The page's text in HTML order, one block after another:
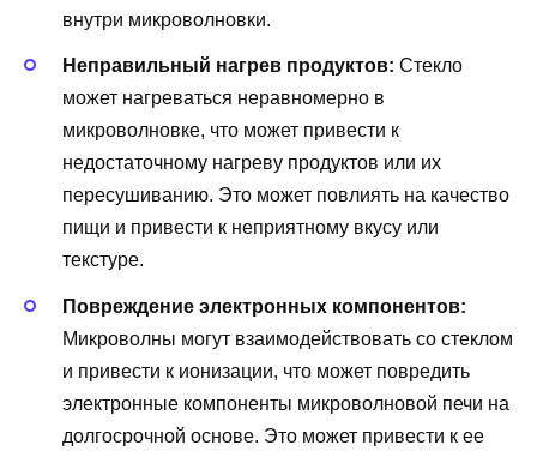
внутри микроволновки.
Неправильный нагрев продуктов: Стекло
может нагреваться неравномерно в
микроволновке, что может привести к
недостаточному нагреву продуктов или их
пересушиванию. Это может повлиять на качество
пищи и привести к неприятному вкусу или
текстуре.
Повреждение электронных компонентов:
Микроволны могут взаимодействовать со стеклом
и привести к ионизации, что может повредить
электронные компоненты микроволновой печи на
долгосрочной основе. Это может привести к ее